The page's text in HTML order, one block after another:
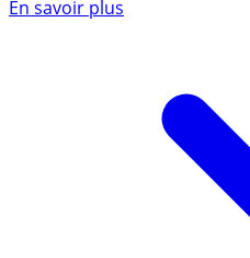
En savoir plus